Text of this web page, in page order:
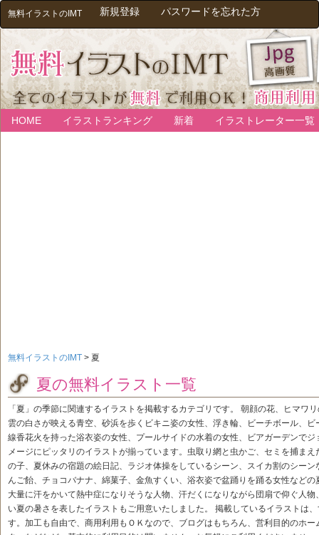
無料イラストのIMT 新規登録 パスワードを忘れた方
HOME イラストランキング 新着 イラストレーター一覧
無料イラストのIMT > 夏
夏の無料イラスト一覧
「夏」の季節に関連するイラストを掲載するカテゴリです。 朝顔の花、ヒマワ
雲の白さが映える青空、砂浜を歩くビキニ姿の女性、浮き輪、ビーチボール、
線香花火を持った浴衣姿の女性、プールサイドの水着の女性、ビアガーデンで
メージにピッタリのイラストが揃っています。虫取り網と虫かご、セミを捕ま
の子、夏休みの宿題の絵日記、ラジオ体操をしているシーン、スイカ割のシー
んご飴、チョコバナナ、綿菓子、金魚すくい、浴衣姿で盆踊りを踊る女性など
大量に汗をかいて熱中症になりそうな人物、汗だくになりながら団扇で仰ぐ人
い夏の暑さを表したイラストもご用意いたしました。 掲載しているイラストは
す。加工も自由で、商用利用もＯＫなので、ブログはもちろん、営利目的のホ